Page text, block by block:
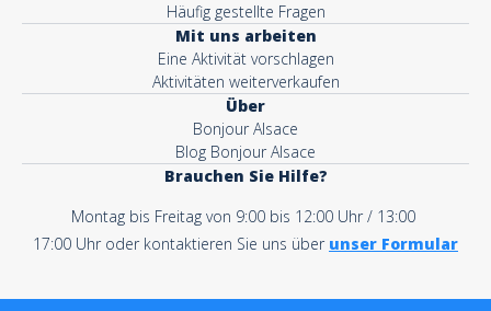
Häufig gestellte Fragen
Mit uns arbeiten
Eine Aktivität vorschlagen
Aktivitäten weiterverkaufen
Über
Bonjour Alsace
Blog Bonjour Alsace
Brauchen Sie Hilfe?
Montag bis Freitag von 9:00 bis 12:00 Uhr / 13:00
17:00 Uhr oder kontaktieren Sie uns über unser Formular